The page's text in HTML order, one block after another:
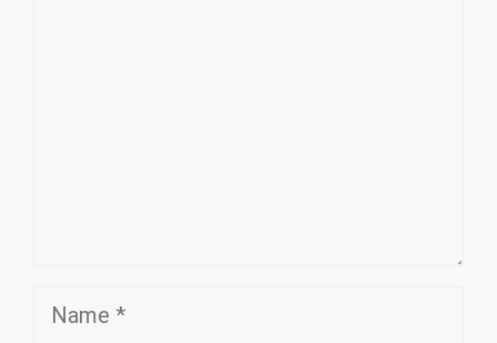
Name